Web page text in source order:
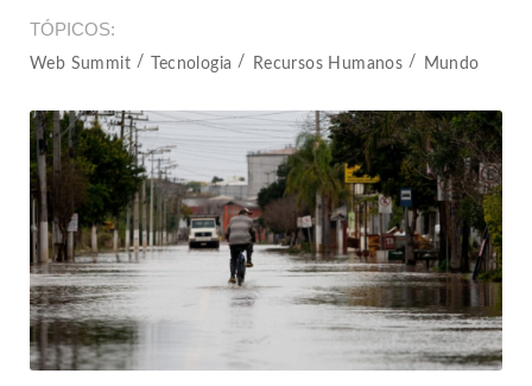
TÓPICOS
Web Summit Tecnologia Recursos Humanos Mundo